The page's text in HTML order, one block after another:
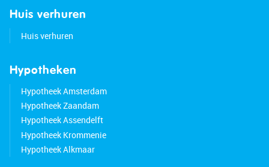
Huis verhuren
Huis verhuren
Hypotheken
Hypotheek Amsterdam
Hypotheek Zaandam
Hypotheek Assendelft
Hypotheek Krommenie
Hypotheek Alkmaar